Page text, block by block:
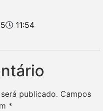
11:54
publicado. Campos
*